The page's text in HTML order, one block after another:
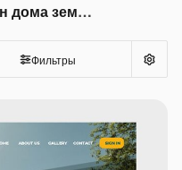
Векторы По Запросу Шаблон дома земной недвижимости
Фильтры